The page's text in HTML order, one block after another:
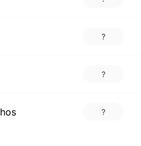
?
?
?